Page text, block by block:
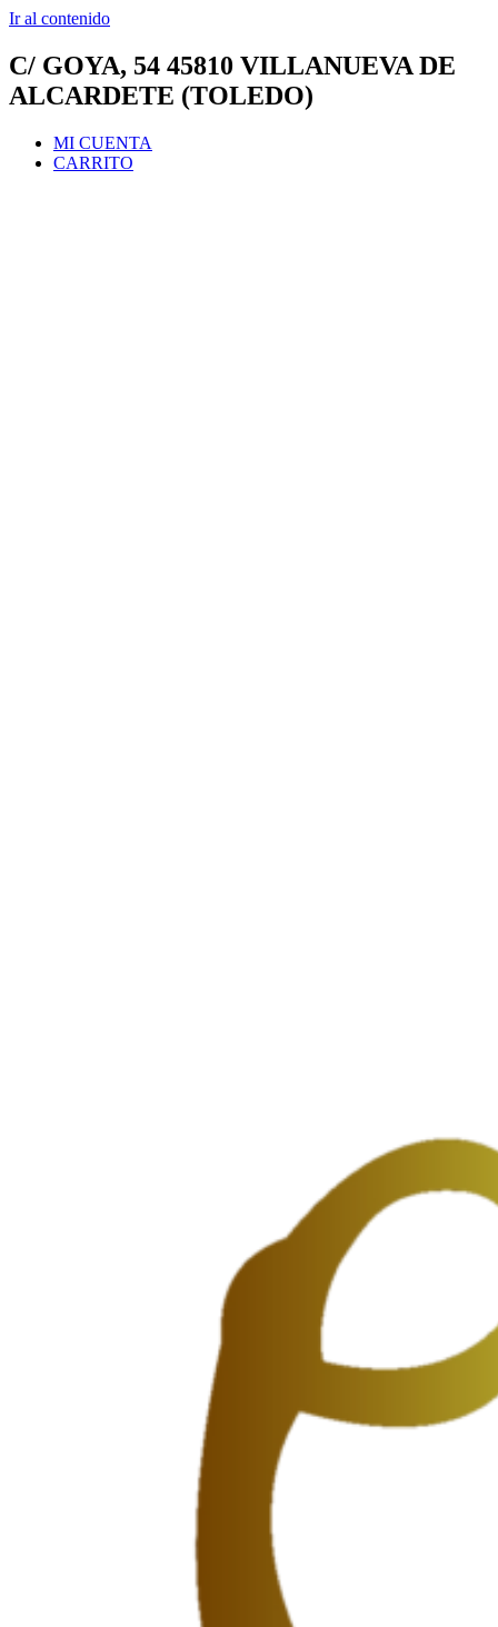
Ir al contenido
C/ GOYA, 54 45810 VILLANUEVA DE
ALCARDETE (TOLEDO)
MI CUENTA
CARRITO